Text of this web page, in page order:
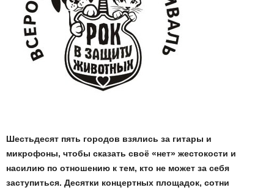
Шестьдесят пять городов взялись за гитары и
микрофоны, чтобы сказать своё «нет» жестокости и
насилию по отношению к тем, кто не может за себя
заступиться. Десятки концертных площадок, сотни